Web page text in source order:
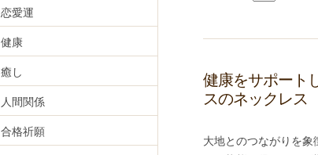
健康をサポート
スのネックレス
大地とのつながりを
恋愛運
健康
癒し
人間関係
合格祈願